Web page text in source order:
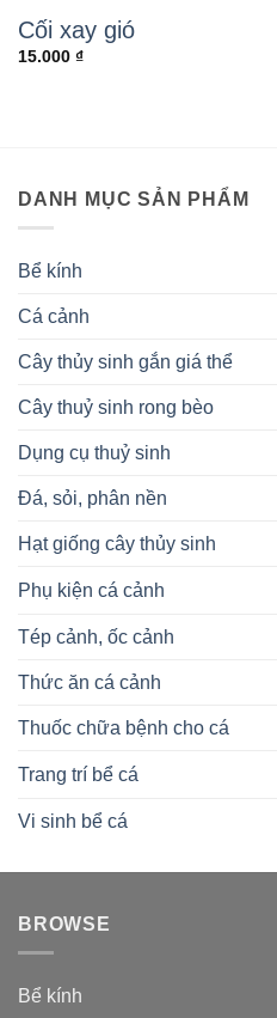
Cối xay gió
15.000 ₫
DANH MỤC SẢN PHẨM
Bể kính
Cá cảnh
Cây thủy sinh gắn giá thể
Cây thuỷ sinh rong bèo
Dụng cụ thuỷ sinh
Đá, sỏi, phân nền
Hạt giống cây thủy sinh
Phụ kiện cá cảnh
Tép cảnh, ốc cảnh
Thức ăn cá cảnh
Thuốc chữa bệnh cho cá
Trang trí bể cá
Vi sinh bể cá
BROWSE
Bể kính